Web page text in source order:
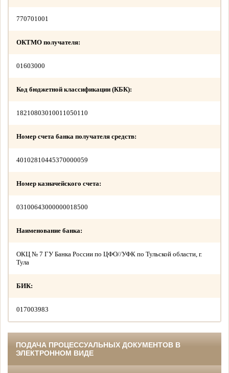
770701001
ОКТМО получателя:
01603000
Код бюджетной классификации (КБК):
18210803010011050110
Номер счета банка получателя средств:
40102810445370000059
Номер казначейского счета:
03100643000000018500
Наименование банка:
ОКЦ № 7 ГУ Банка России по ЦФО//УФК по Тульской области, г.
Тула
БИК:
017003983
ПОДАЧА ПРОЦЕССУАЛЬНЫХ ДОКУМЕНТОВ В
ЭЛЕКТРОННОМ ВИДЕ